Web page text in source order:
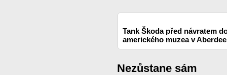
Tank Škoda před návratem
amerického muzea v
Nezůstane sám